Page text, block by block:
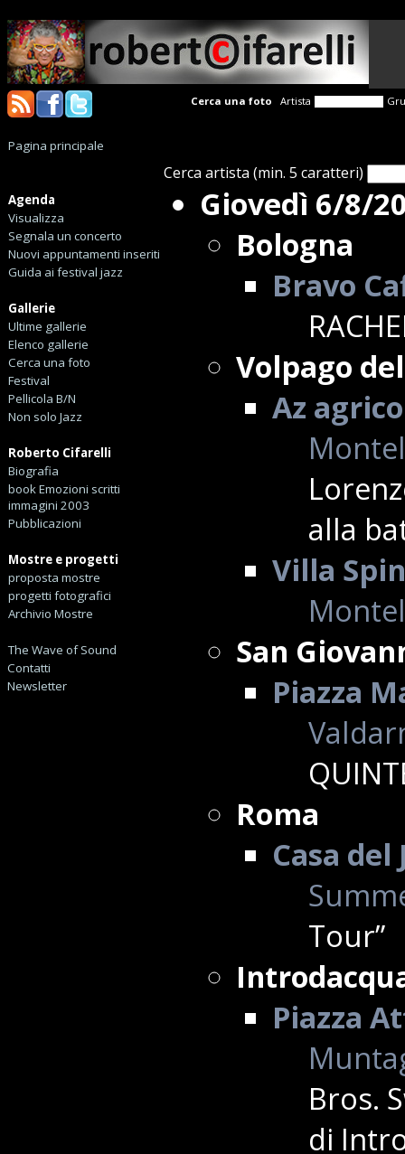
Cerca una foto Artista
Pagina principale
Agenda
Visualizza
Segnala un concerto
Nuovi appuntamenti inseriti
Guida ai festival jazz
Gallerie
Ultime gallerie
Elenco gallerie
Cerca una foto
Festival
Pellicola B/N
Non solo Jazz
Roberto Cifarelli
Biografia
book Emozioni scritti
immagini 2003
Pubblicazioni
Mostre e progetti
proposta mostre
progetti fotografici
Archivio Mostre
The Wave of Sound
Contatti
Newsletter
Cerca artista (min. 5 caratteri)
Giovedì 6/8/
Bologna
Bravo
Volpago
Az
alla
Villa
San
Piazza
Roma
Casa del
Tour”
Piazza
Bros.
di